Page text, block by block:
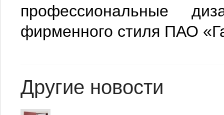
профессиональные
фирменного стиля ПАО
Другие новости